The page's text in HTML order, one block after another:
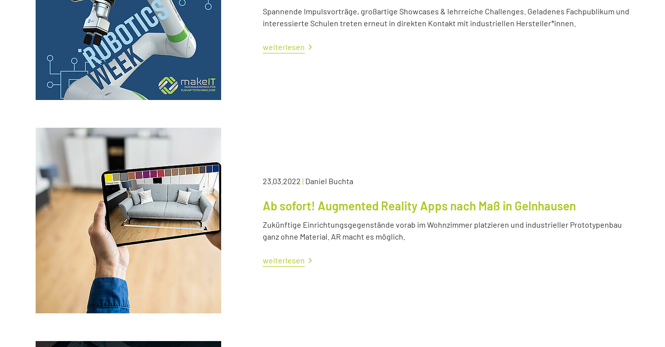
Spannende Impulsvorträge, großartige Showcases & lehrreiche Challenges. Geladenes Fachpublikum und
interessierte Schulen treten erneut in direkten Kontakt mit industriellen Hersteller*innen.
weiterlesen
23.03.2022 | Daniel Buchta
Ab sofort! Augmented Reality Apps nach Maß in Gelnhausen
Zukünftige Einrichtungsgegenstände vorab im Wohnzimmer platzieren und industrieller Prototypenbau
ganz ohne Material. AR macht es möglich.
weiterlesen